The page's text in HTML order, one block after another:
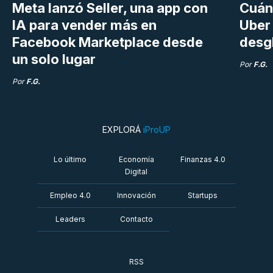
Meta lanzó Seller, una app con
IA para vender más en
Facebook Marketplace desde
un solo lugar
Por F.G.
Por F.G.
EXPLORÁ iProUP
Lo último
Economía
Digital
Finanzas 4.0
Empleo 4.0 Innovación Startups
Leaders Contacto
RSS